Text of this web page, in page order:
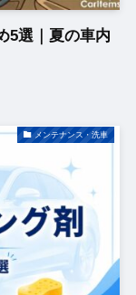
5選｜夏の車内
メンテナンス・洗車